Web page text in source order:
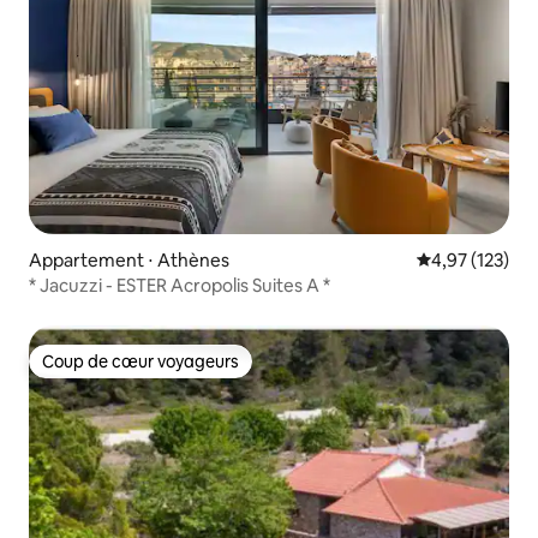
Appartement ⋅ Athènes Évaluation
4,97 (123)
* Jacuzzi - ESTER Acropolis Suites A *
Coup de cœur voyageurs
Coup de cœur voyageurs